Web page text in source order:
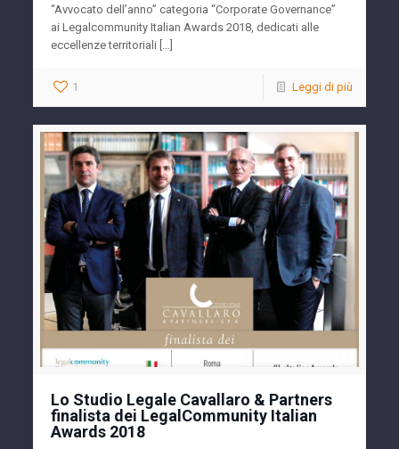
“Avvocato dell’anno” categoria “Corporate Governance”
ai Legalcommunity Italian Awards 2018, dedicati alle
eccellenze territoriali […]
1 Leggi di più
Lo Studio Legale Cavallaro & Partners
finalista dei LegalCommunity Italian
Awards 2018